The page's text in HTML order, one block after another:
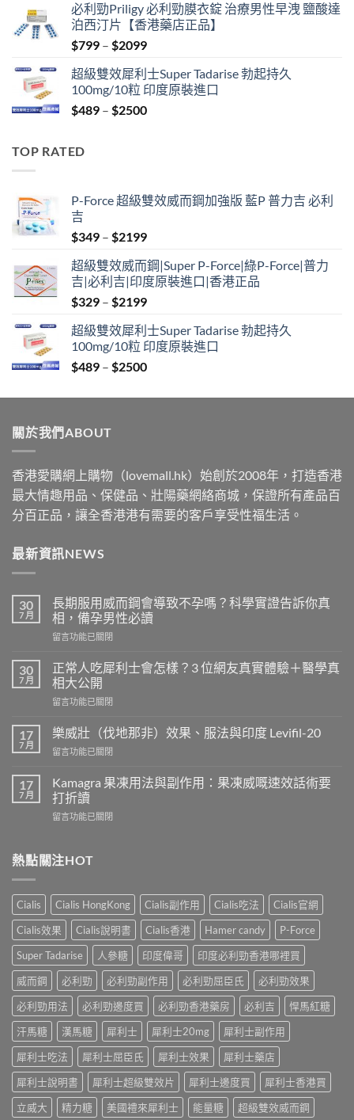
was:
$399.
is:
$369.
必利勁Priligy 必利勁膜衣錠 治療男性早洩 鹽酸達
泊西汀片【香港藥店正品】
$799 – $2099Price
$799
through
$2099
超級雙效犀利士Super Tadarise 勃起持久
100mg/10粒 印度原裝進口
$489 – $2500Price
TOP RATED
P-Force 超級雙效威而鋼加強版 藍P 普力吉 必利
吉
$349 – $2199Price
$349
through
$2199
超級雙效威而鋼|Super P-Force|綠P-Force|普力
吉|必利吉|印度原裝進口|香港正品
$329 – $2199Price
$329
through
$2199
超級雙效犀利士Super Tadarise 勃起持久
100mg/10粒 印度原裝進口
$489 – $2500Price
$489
關於我們ABOUT
香港愛購網上購物（lovemall.hk）始創於2008年，打造香港
最大情趣用品、保健品、壯陽藥網絡商城，保證所有產品百
分百正品，讓全香港港有需要的客戶享受性福生活。
最新資訊NEWS
30
7 月
長期服用威而鋼會導致不孕嗎？科學實證告訴你真
相，備孕男性必讀
在
期
服
用
威
鋼
導
不
孕
嗎？
科
實
證
你
真
相，
備
孕
男
必
讀〉
中
留言功能已關閉
30
7 月
正常人吃犀利士會怎樣？3 位網友真實體驗＋醫學真
相大公開
在
常
人
吃
利
士
怎
位
真
實
體
驗
＋
醫
真
相
大
開〉
中
留言功能已關閉
17
7 月
樂威壯（伐地那非）效果、服法與印度 Levifil-20
在
威
壯
（伐
地
效
法
與
印
度
Levifil-
20〉
留言功能已關閉
17
7 月
Kamagra 果凍用法與副作用：果凍威嘅速效話術要
打折讀
在
凍
用
與
副
作
用：
果
凍
嘅
速
效
術
要
打
折
讀〉
留言功能已關閉
熱點關注HOT
Cialis Cialis HongKong Cialis副作用 Cialis吃法
Cialis官網
Cialis效果
Cialis說明書 Cialis香港 Hamer candy
P-Force
Super Tadarise
人參糖 印度偉哥
印度必利勁香港哪裡買
威而鋼
必利勁 必利勁副作用 必利勁屈臣氏
必利勁效果
必利勁用法
必利勁邊度買 必利勁香港藥房 必利吉
悍馬紅糖
汗馬糖
漢馬糖 犀利士 犀利士20mg
犀利士副作用
犀利士吃法
犀利士屈臣氏 犀利士效果
犀利士藥店
犀利士說明書
犀利士超級雙效片 犀利士邊度買
犀利士香港買
立威大
精力糖 美國禮來犀利士 能量糖 超級雙效威而鋼